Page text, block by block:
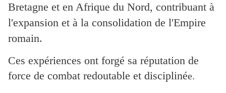
Bretagne et en Afrique du Nord, contribuant à
l'expansion et à la consolidation de l'Empire
romain.
Ces expériences ont forgé sa réputation de
force de combat redoutable et disciplinée.